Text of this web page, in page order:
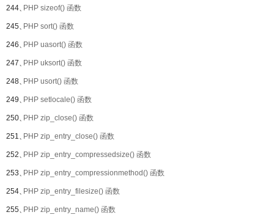
244、PHP sizeof() 函数
245、PHP sort() 函数
246、PHP uasort() 函数
247、PHP uksort() 函数
248、PHP usort() 函数
249、PHP setlocale() 函数
250、PHP zip_close() 函数
251、PHP zip_entry_close() 函数
252、PHP zip_entry_compressedsize() 函数
253、PHP zip_entry_compressionmethod() 函数
254、PHP zip_entry_filesize() 函数
255、PHP zip_entry_name() 函数